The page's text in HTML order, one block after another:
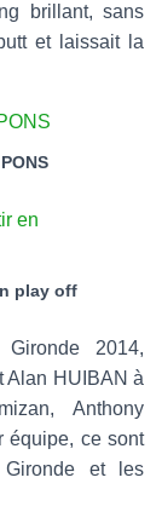
brillant, sans
et laissait la
play off
2014,
Alan HUIBAN à
Anthony
équipe, ce sont
Gironde et les